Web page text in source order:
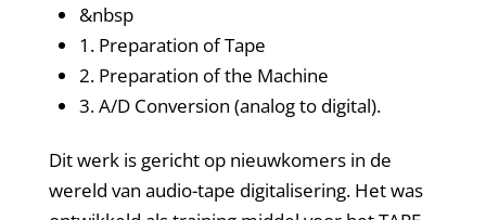
&nbsp
1. Preparation of Tape
2. Preparation of the Machine
3. A/D Conversion (analog to digital).
Dit werk is gericht op nieuwkomers in de
wereld van audio-tape digitalisering. Het was